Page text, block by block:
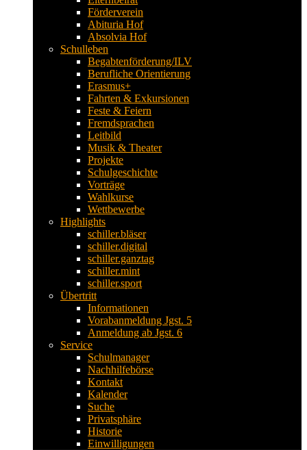
Förderverein
Abituria Hof
Absolvia Hof
Schulleben
Begabtenförderung/ILV
Berufliche Orientierung
Erasmus+
Fahrten & Exkursionen
Feste & Feiern
Fremdsprachen
Leitbild
Musik & Theater
Projekte
Schulgeschichte
Vorträge
Wahlkurse
Wettbewerbe
Highlights
schiller.bläser
schiller.digital
schiller.ganztag
schiller.mint
schiller.sport
Übertritt
Informationen
Vorabanmeldung Jgst. 5
Anmeldung ab Jgst. 6
Service
Schulmanager
Nachhilfebörse
Kontakt
Kalender
Suche
Privatsphäre
Historie
Einwilligungen